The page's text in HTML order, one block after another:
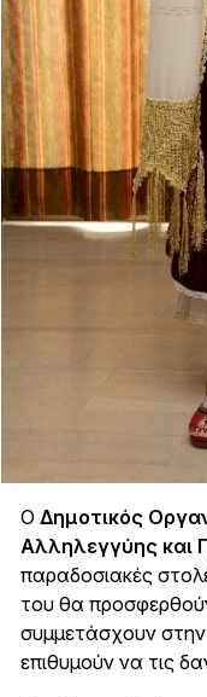
Ο Δημοτικός
Αλληλεγγύης και
παραδοσιακές
του θα
συμμετάσχουν
επιθυμούν να τις